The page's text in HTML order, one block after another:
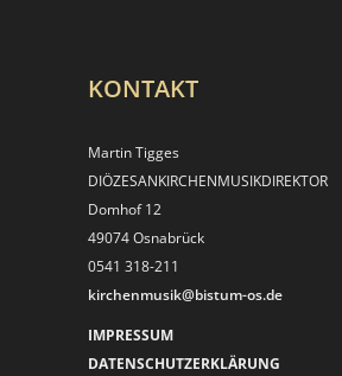
KONTAKT
Martin Tigges
DIÖZESANKIRCHEN­MUSIKDIREKTOR
Domhof 12
49074 Osnabrück
0541 318-211
kirchenmusik@bistum-os.de
IMPRESSUM
DATENSCHUTZERKLÄRUNG